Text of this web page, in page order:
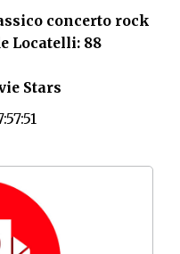
concerto rock
Locatelli: 88
Stars